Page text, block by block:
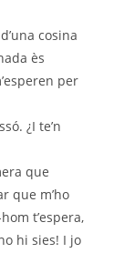
cosina
ès
per
¿I te’n
que
que m’ho
t’espera,
hi sies! I jo